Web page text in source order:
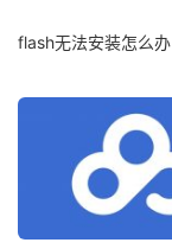
flash无法安装怎么办